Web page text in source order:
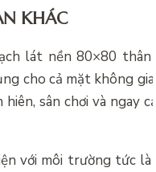
KHÁC
lát nền 80×80 thân
cho cả mặt không
sân chơi và ngay
với môi trường tức